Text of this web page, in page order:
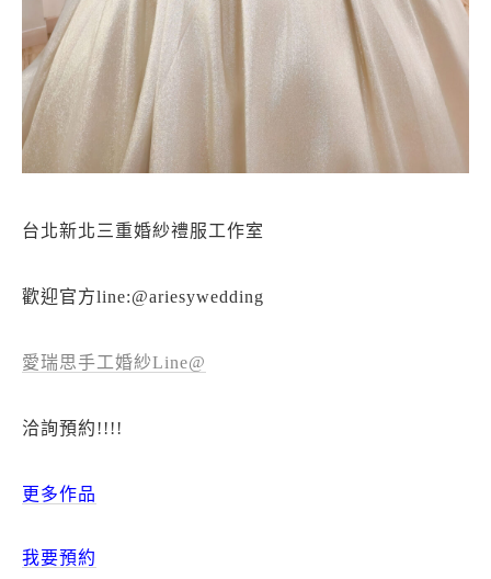
台北新北三重婚紗禮服工作室
歡迎官方line:@ariesywedding
愛瑞思手工婚紗Line@
洽詢預約!!!!
更多作品
我要預約